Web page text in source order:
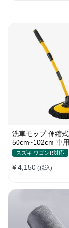
洗車モップ 伸縮
50cm~102cm 車用
品質シェニール 柔
スズキ ワゴンR対応
¥ 4,150 (税込)